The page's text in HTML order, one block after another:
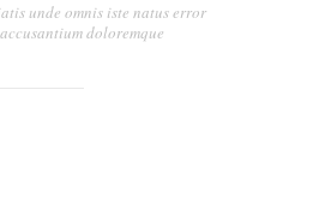
unde omnis iste natus error
doloremque